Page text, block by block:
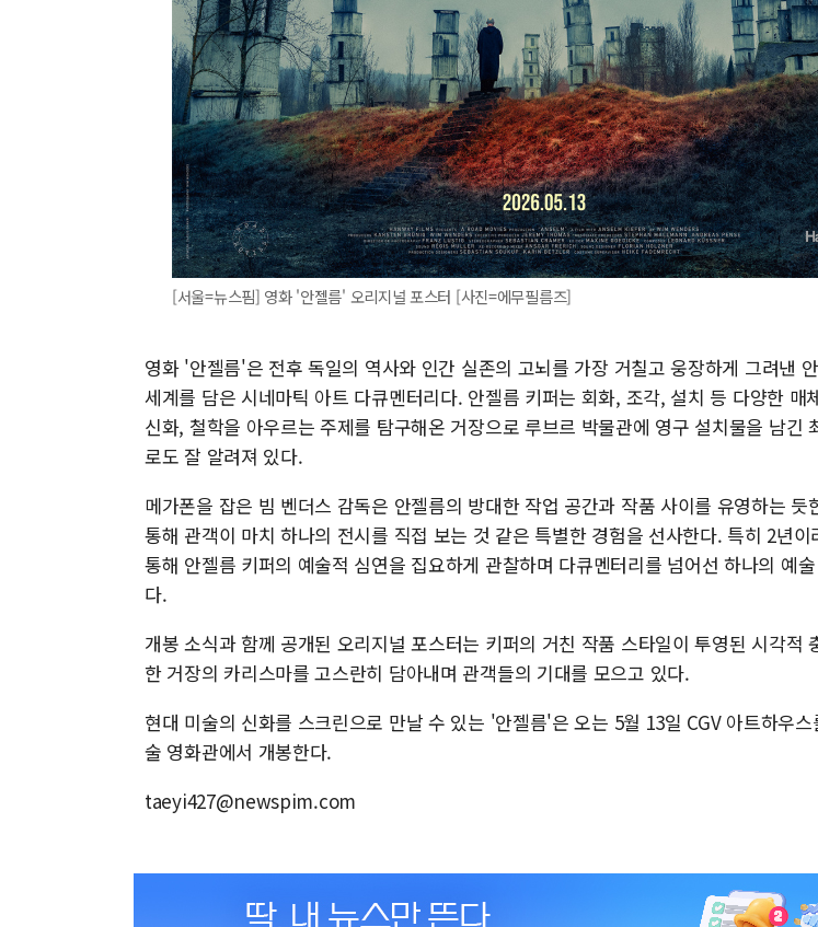
[서울=뉴스핌] 영화 '안젤름' 오리지널 포스터 [사진=에무필름즈]
영화 '안젤름'은 전후 독일의 역사와 인간 실존의 고뇌를 가장 거칠고 웅장하게 그려낸
세계를 담은 시네마틱 아트 다큐멘터리다. 안젤름 키퍼는 회화, 조각, 설치 등 다양한 매
신화, 철학을 아우르는 주제를 탐구해온 거장으로 루브르 박물관에 영구 설치물을 남긴
로도 잘 알려져 있다.
메가폰을 잡은 빔 벤더스 감독은 안젤름의 방대한 작업 공간과 작품 사이를 유영하는 듯
통해 관객이 마치 하나의 전시를 직접 보는 것 같은 특별한 경험을 선사한다. 특히 2년이
통해 안젤름 키퍼의 예술적 심연을 집요하게 관찰하며 다큐멘터리를 넘어선 하나의 예
다.
개봉 소식과 함께 공개된 오리지널 포스터는 키퍼의 거친 작품 스타일이 투영된 시각적
한 거장의 카리스마를 고스란히 담아내며 관객들의 기대를 모으고 있다.
현대 미술의 신화를 스크린으로 만날 수 있는 '안젤름'은 오는 5월 13일 CGV 아트하우
술 영화관에서 개봉한다.
taeyi427@newspim.com